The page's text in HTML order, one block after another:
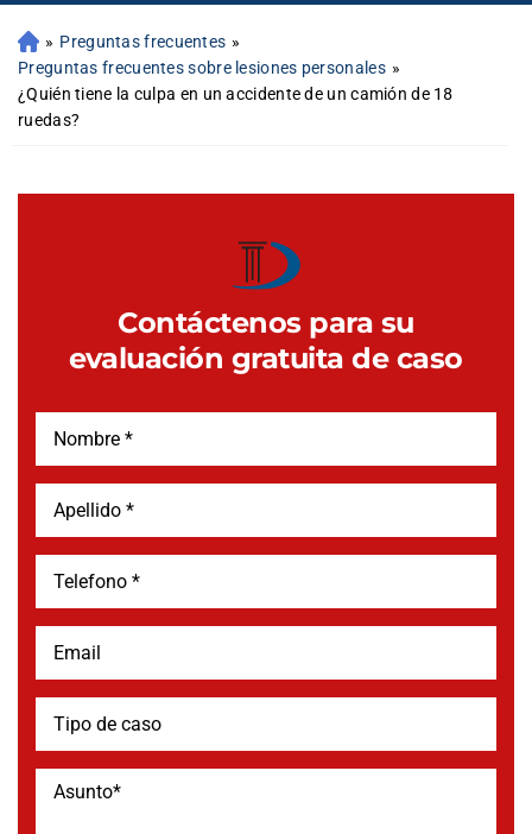
» Preguntas frecuentes »
Preguntas frecuentes sobre lesiones personales »
¿Quién tiene la culpa en un accidente de un camión de 18
ruedas?
Contáctenos para su
evaluación gratuita de caso